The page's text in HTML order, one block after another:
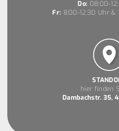
Do: 08:00-
Fr: 8:00-12:30 Uhr &
hier finden
Dambachstr. 35,